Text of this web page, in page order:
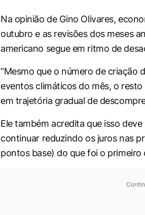
Na opinião de Gino Olivares,
outubro e as revisões dos meses
americano segue em ritmo de
“Mesmo que o número de criação
eventos climáticos do mês, o
em trajetória gradual de
Ele também acredita que isso
continuar reduzindo os juros nas
pontos base) do que foi o